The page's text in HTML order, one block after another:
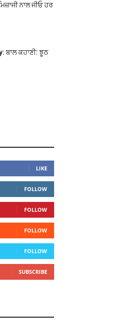
ਨਾਲ ਜੀਓ ਹਰ
ਬਾਲ ਕਹਾਣੀ: ਝੂਠ
LIKE
FOLLOW
FOLLOW
FOLLOW
FOLLOW
SUBSCRIBE